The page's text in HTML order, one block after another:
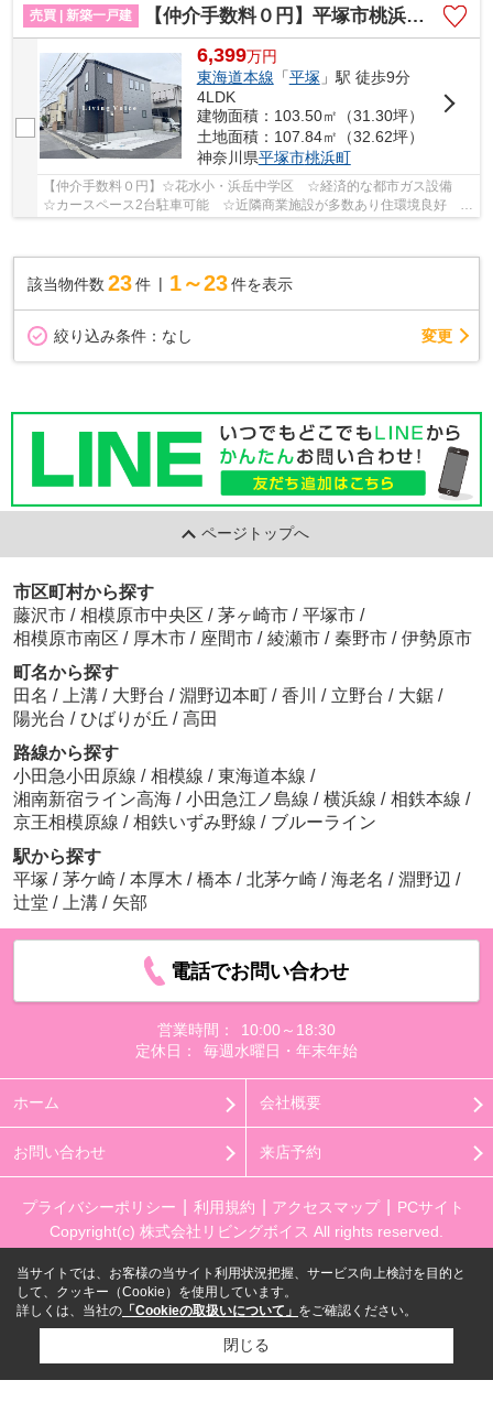
売買 | 新築一戸建
【仲介手数料０円】平塚市桃浜町1期 新築一戸建て
6,399万円
東海道本線 「平塚 」駅 徒歩9分
4LDK
建物面積：103.50㎡（31.30坪）
土地面積：107.84㎡（32.62坪）
神奈川県平塚市桃浜町
【仲介手数料０円】☆花水小・浜岳中学区 ☆経済的な都市ガス設備
☆カースペース2台駐車可能 ☆近隣商業施設が多数あり住環境良好
☆ZEH水準省エネ住宅 ☆収納スペース豊富♪ 【平塚市...
該当物件数 23件 1～23 件を表示
絞り込み条件： なし 変更
ページトップへ
市区町村から探す
藤沢市 / 相模原市中央区 / 茅ヶ崎市 / 平塚市 /
相模原市南区 / 厚木市 / 座間市 / 綾瀬市 / 秦野市 / 伊勢原市
町名から探す
田名 / 上溝 / 大野台 / 淵野辺本町 / 香川 / 立野台 / 大鋸 /
陽光台 / ひばりが丘 / 高田
路線から探す
小田急小田原線 / 相模線 / 東海道本線 /
湘南新宿ライン高海 / 小田急江ノ島線 / 横浜線 / 相鉄本線 /
京王相模原線 / 相鉄いずみ野線 / ブルーライン
駅から探す
平塚 / 茅ケ崎 / 本厚木 / 橋本 / 北茅ケ崎 / 海老名 / 淵野辺 /
辻堂 / 上溝 / 矢部
電話でお問い合わせ
営業時間：
10:00～18:30
定休日：
毎週水曜日・年末年始
ホーム 会社概要
お問い合わせ 来店予約
プライバシーポリシー 利用規約 アクセスマップ
PCサイト
Copyright(c) 株式会社リビングボイス All rights reserved.
当サイトでは、お客様の当サイト利用状況把握、サービス向上検討を目的と
して、クッキー（Cookie）を使用しています。
詳しくは、当社の 「Cookieの取扱いについて」 をご確認ください。
閉じる